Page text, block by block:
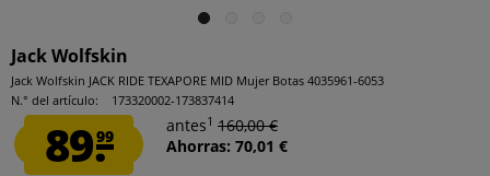
Jack Wolfskin
Jack Wolfskin JACK RIDE TEXAPORE MID Mujer Botas 4035961-6053
N.° del artículo:
173320002-173837414
89.99
antes1 160,00 €
Ahorras: 70,01 €